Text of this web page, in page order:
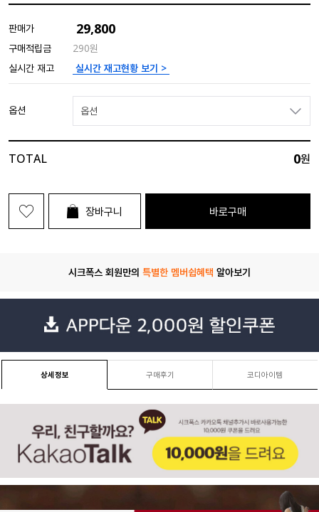
판매가 29,800
구매적립금
290원
실시간 재고
실시간 재고현황 보기 >
옵션 옵션
TOTAL 0원
장바구니 바로구매
시크폭스 회원만의 특별한 멤버쉽혜택 알아보기
상세정보 구매후기 코디아이템